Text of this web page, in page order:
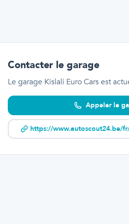
Contacter le garage
Le garage Kislali Euro Carsest
Appeler le